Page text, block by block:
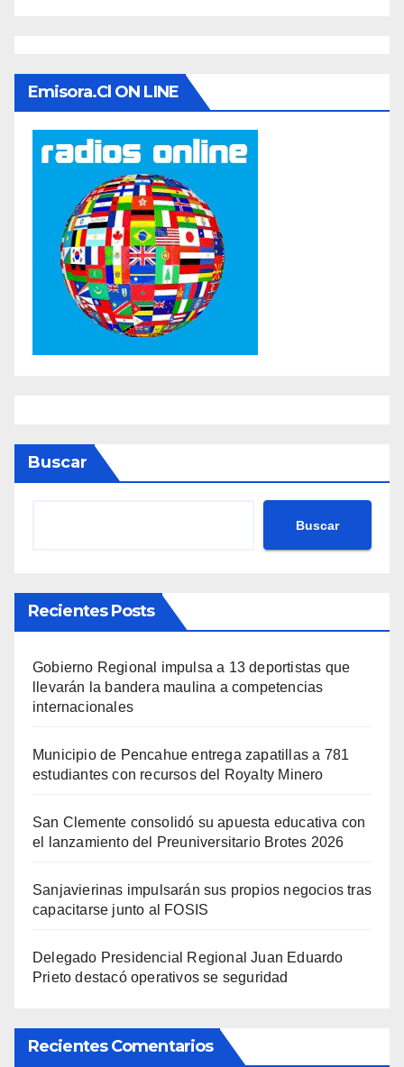
Emisora.cl ON LINE
Buscar
Buscar
Recientes Posts
Gobierno Regional impulsa a 13 deportistas que
llevarán la bandera maulina a competencias
internacionales
Municipio de Pencahue entrega zapatillas a 781
estudiantes con recursos del Royalty Minero
San Clemente consolidó su apuesta educativa con
el lanzamiento del Preuniversitario Brotes 2026
Sanjavierinas impulsarán sus propios negocios tras
capacitarse junto al FOSIS
Delegado Presidencial Regional Juan Eduardo
Prieto destacó operativos se seguridad
Recientes Comentarios